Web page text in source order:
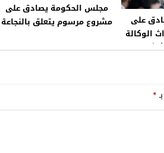
على
الوكالة
مجلس الحكومة يصادق على
مشروع مرسوم يتعلق بالنجاعة
*